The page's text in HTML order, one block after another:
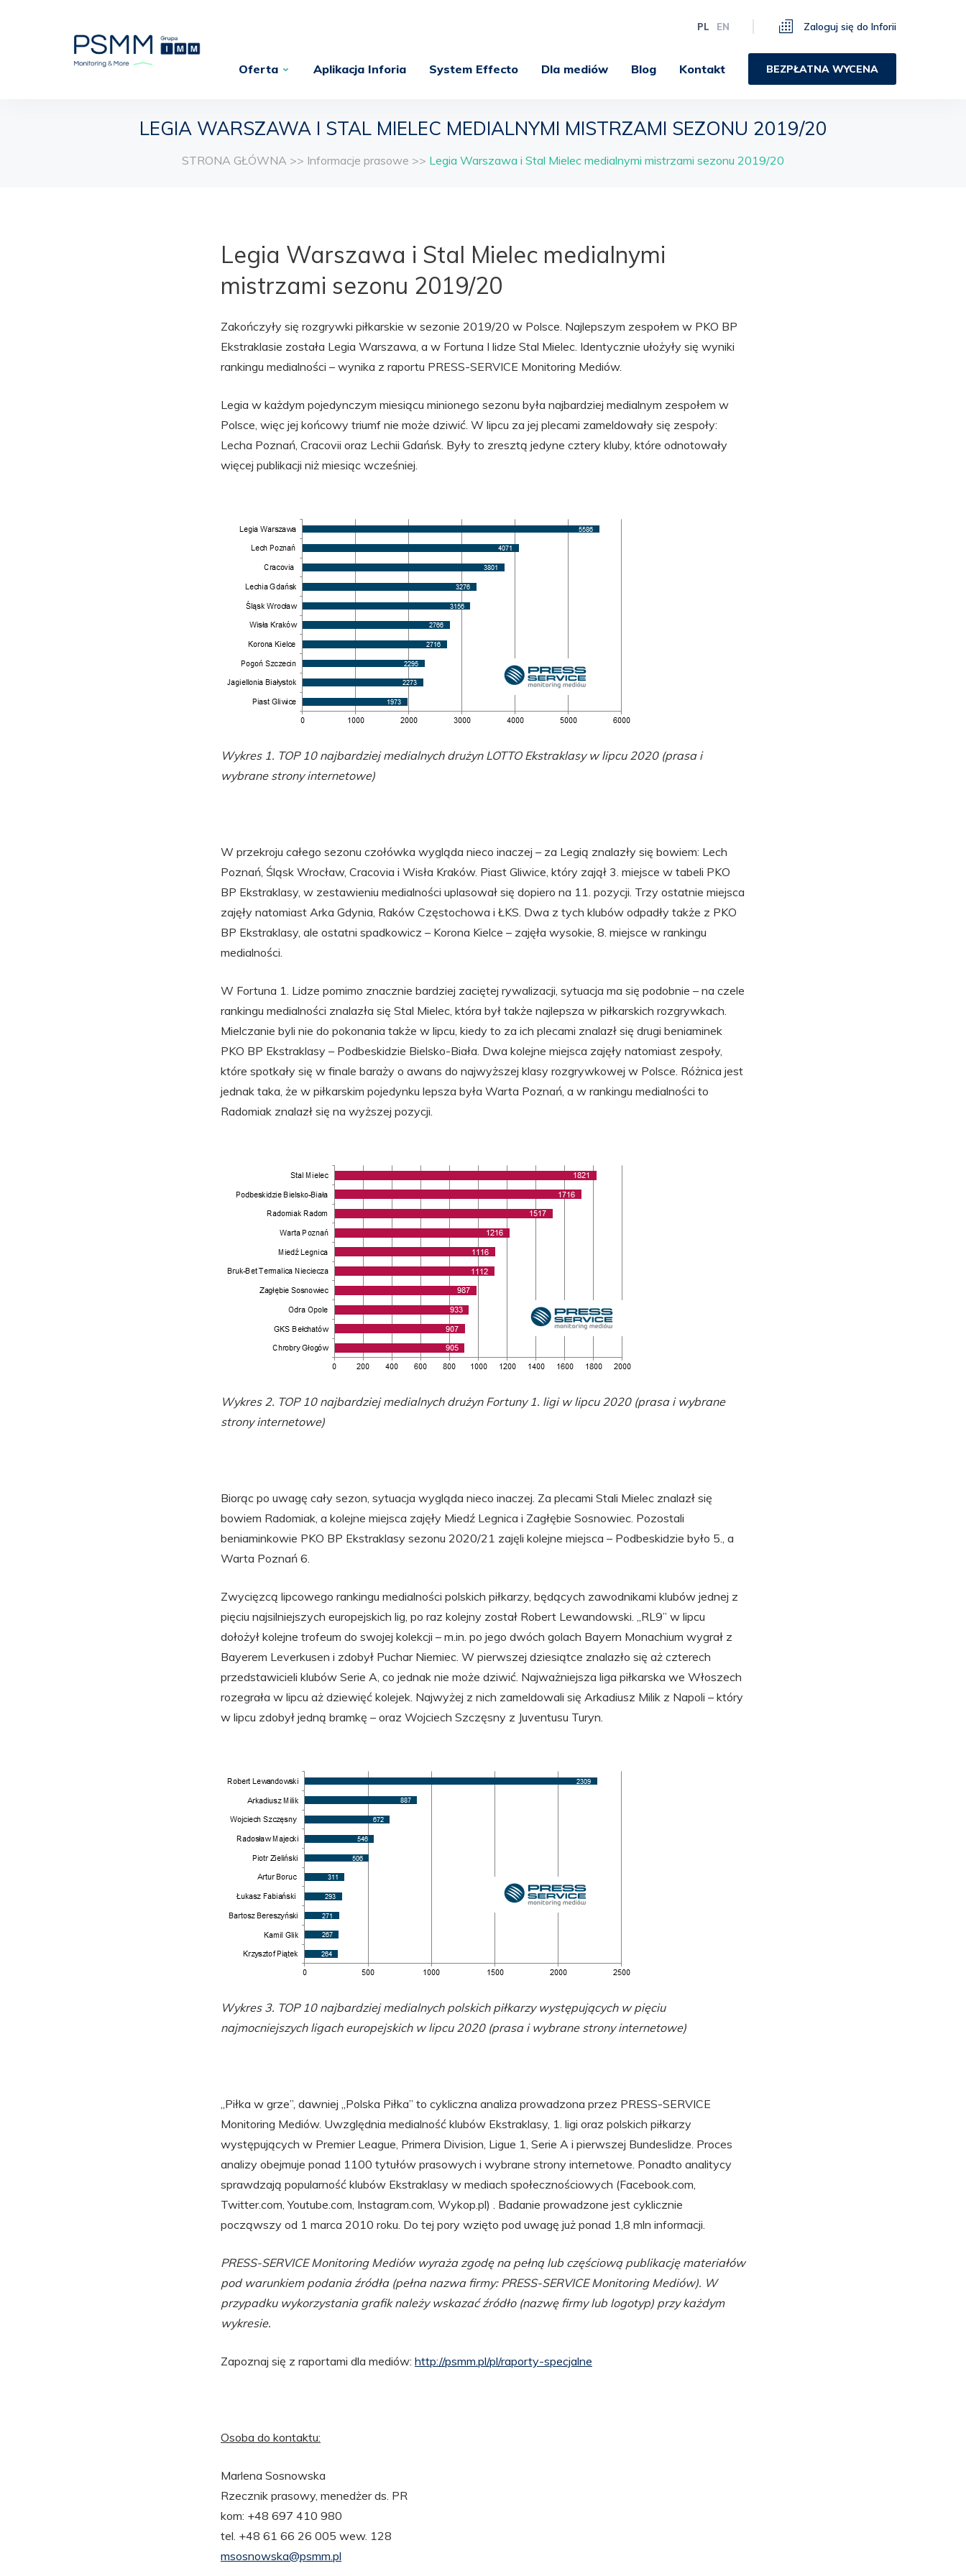
PL EN Zaloguj się do Inforii
Oferta Aplikacja Inforia System Effecto Dla mediów Blog Kontakt BEZPŁATNA WYCENA
LEGIA WARSZAWA I STAL MIELEC MEDIALNYMI MISTRZAMI SEZONU 2019/20
STRONA GŁÓWNA >> Informacje prasowe >> Legia Warszawa i Stal Mielec medialnymi mistrzami sezonu 2019/20
Legia Warszawa i Stal Mielec medialnymi
mistrzami sezonu 2019/20
Zakończyły się rozgrywki piłkarskie w sezonie 2019/20 w Polsce. Najlepszym zespołem w PKO BP
Ekstraklasie została Legia Warszawa, a w Fortuna I lidze Stal Mielec. Identycznie ułożyły się wyniki
rankingu medialności – wynika z raportu PRESS-SERVICE Monitoring Mediów.
Legia w każdym pojedynczym miesiącu minionego sezonu była najbardziej medialnym zespołem w
Polsce, więc jej końcowy triumf nie może dziwić. W lipcu za jej plecami zameldowały się zespoły:
Lecha Poznań, Cracovii oraz Lechii Gdańsk. Były to zresztą jedyne cztery kluby, które odnotowały
więcej publikacji niż miesiąc wcześniej.
Wykres 1. TOP 10 najbardziej medialnych drużyn LOTTO Ekstraklasy w lipcu 2020 (prasa i
wybrane strony internetowe)
W przekroju całego sezonu czołówka wygląda nieco inaczej – za Legią znalazły się bowiem: Lech
Poznań, Śląsk Wrocław, Cracovia i Wisła Kraków. Piast Gliwice, który zajął 3. miejsce w tabeli PKO
BP Ekstraklasy, w zestawieniu medialności uplasował się dopiero na 11. pozycji. Trzy ostatnie miejsca
zajęły natomiast Arka Gdynia, Raków Częstochowa i ŁKS. Dwa z tych klubów odpadły także z PKO
BP Ekstraklasy, ale ostatni spadkowicz – Korona Kielce – zajęła wysokie, 8. miejsce w rankingu
medialności.
W Fortuna 1. Lidze pomimo znacznie bardziej zaciętej rywalizacji, sytuacja ma się podobnie – na czele
rankingu medialności znalazła się Stal Mielec, która był także najlepsza w piłkarskich rozgrywkach.
Mielczanie byli nie do pokonania także w lipcu, kiedy to za ich plecami znalazł się drugi beniaminek
PKO BP Ekstraklasy – Podbeskidzie Bielsko-Biała. Dwa kolejne miejsca zajęły natomiast zespoły,
które spotkały się w finale baraży o awans do najwyższej klasy rozgrywkowej w Polsce. Różnica jest
jednak taka, że w piłkarskim pojedynku lepsza była Warta Poznań, a w rankingu medialności to
Radomiak znalazł się na wyższej pozycji.
Wykres 2. TOP 10 najbardziej medialnych drużyn Fortuny 1. ligi w lipcu 2020 (prasa i wybrane
strony internetowe)
Biorąc po uwagę cały sezon, sytuacja wygląda nieco inaczej. Za plecami Stali Mielec znalazł się
bowiem Radomiak, a kolejne miejsca zajęły Miedź Legnica i Zagłębie Sosnowiec. Pozostali
beniaminkowie PKO BP Ekstraklasy sezonu 2020/21 zajęli kolejne miejsca – Podbeskidzie było 5., a
Warta Poznań 6.
Zwycięzcą lipcowego rankingu medialności polskich piłkarzy, będących zawodnikami klubów jednej z
pięciu najsilniejszych europejskich lig, po raz kolejny został Robert Lewandowski. „RL9” w lipcu
dołożył kolejne trofeum do swojej kolekcji – m.in. po jego dwóch golach Bayern Monachium wygrał z
Bayerem Leverkusen i zdobył Puchar Niemiec. W pierwszej dziesiątce znalazło się aż czterech
przedstawicieli klubów Serie A, co jednak nie może dziwić. Najważniejsza liga piłkarska we Włoszech
rozegrała w lipcu aż dziewięć kolejek. Najwyżej z nich zameldowali się Arkadiusz Milik z Napoli – który
w lipcu zdobył jedną bramkę – oraz Wojciech Szczęsny z Juventusu Turyn.
Wykres 3. TOP 10 najbardziej medialnych polskich piłkarzy występujących w pięciu
najmocniejszych ligach europejskich w lipcu 2020 (prasa i wybrane strony internetowe)
„Piłka w grze”, dawniej „Polska Piłka” to cykliczna analiza prowadzona przez PRESS-SERVICE
Monitoring Mediów. Uwzględnia medialność klubów Ekstraklasy, 1. ligi oraz polskich piłkarzy
występujących w Premier League, Primera Division, Ligue 1, Serie A i pierwszej Bundeslidze. Proces
analizy obejmuje ponad 1100 tytułów prasowych i wybrane strony internetowe. Ponadto analitycy
sprawdzają popularność klubów Ekstraklasy w mediach społecznościowych (Facebook.com,
Twitter.com, Youtube.com, Instagram.com, Wykop.pl) . Badanie prowadzone jest cyklicznie
począwszy od 1 marca 2010 roku. Do tej pory wzięto pod uwagę już ponad 1,8 mln informacji.
PRESS-SERVICE Monitoring Mediów wyraża zgodę na pełną lub częściową publikację materiałów
pod warunkiem podania źródła (pełna nazwa firmy: PRESS-SERVICE Monitoring Mediów). W
przypadku wykorzystania grafik należy wskazać źródło (nazwę firmy lub logotyp) przy każdym
wykresie.
Zapoznaj się z raportami dla mediów: http://psmm.pl/pl/raporty-specjalne
Osoba do kontaktu:
Marlena Sosnowska
Rzecznik prasowy, menedżer ds. PR
kom: +48 697 410 980
tel. +48 61 66 26 005 wew. 128
msosnowska@psmm.pl